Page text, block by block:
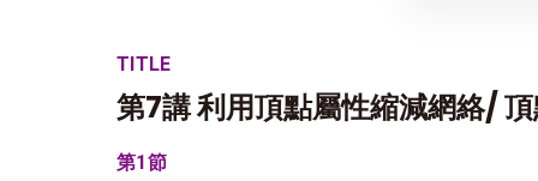
TITLE
第7講 利用頂點屬性縮減網絡/
第1節